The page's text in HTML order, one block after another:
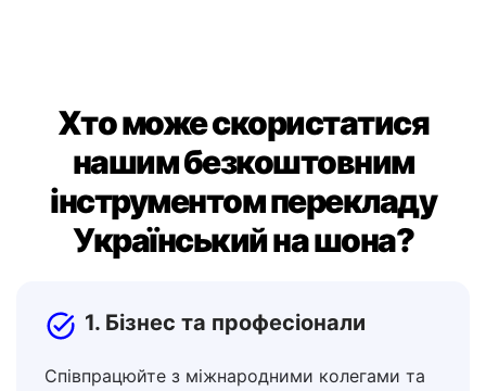
Хто може скористатися
нашим безкоштовним
інструментом перекладу
1. Бізнес та професіонали